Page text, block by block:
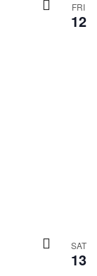
FRI
12
SAT
13